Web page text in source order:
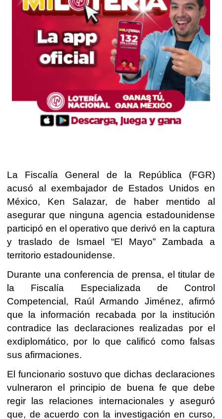
La Fiscalía General de la República (FGR)
acusó al exembajador de Estados Unidos en
México, Ken Salazar, de haber mentido al
asegurar que ninguna agencia estadounidense
participó en el operativo que derivó en la captura
y traslado de Ismael “El Mayo” Zambada a
territorio estadounidense.
Durante una conferencia de prensa, el titular de
la Fiscalía Especializada de Control
Competencial, Raúl Armando Jiménez, afirmó
que la información recabada por la institución
contradice las declaraciones realizadas por el
exdiplomático, por lo que calificó como falsas
sus afirmaciones.
El funcionario sostuvo que dichas declaraciones
vulneraron el principio de buena fe que debe
regir las relaciones internacionales y aseguró
que, de acuerdo con la investigación en curso,